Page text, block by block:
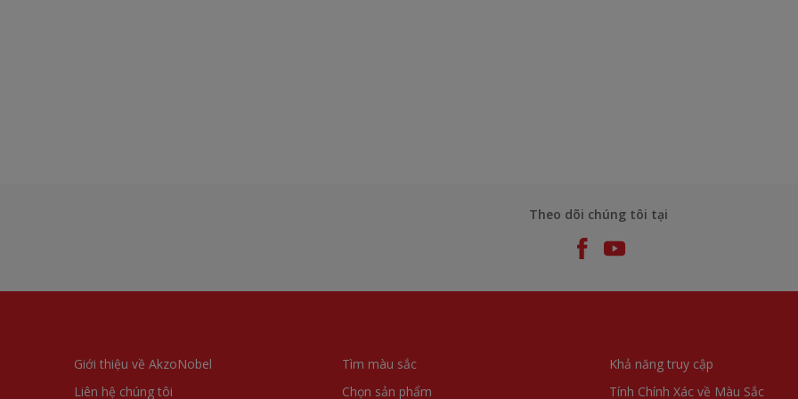
Theo dõi chúng tôi tại
Giới thiệu về AkzoNobel
Liên hệ chúng tôi
Tìm màu sắc
Chọn sản phẩm
Khả năng truy cập
Tính Chính Xác về Màu Sắc